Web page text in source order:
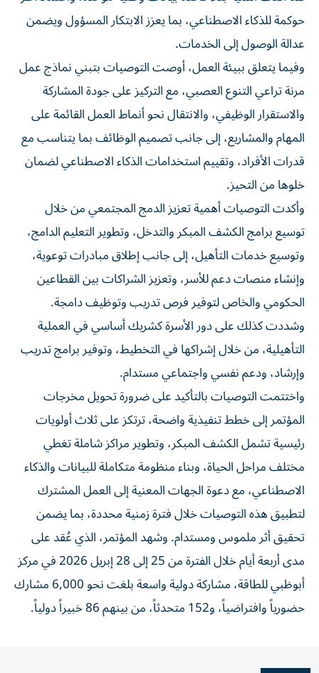
حوكمة للذكاء الاصطناعي، بما يعزز الابتكار المسؤول ويضمن
عدالة الوصول إلى الخدمات.
وفيما يتعلق ببيئة العمل، أوصت التوصيات بتبني نماذج عمل
مرنة تراعي التنوع العصبي، مع التركيز على جودة المشاركة
والاستقرار الوظيفي، والانتقال نحو أنماط العمل القائمة على
المهام والمشاريع، إلى جانب تصميم الوظائف بما يتناسب مع
قدرات الأفراد، وتقييم استخدامات الذكاء الاصطناعي لضمان
خلوها من التحيز.
وأكدت التوصيات أهمية تعزيز الدمج المجتمعي من خلال
توسيع برامج الكشف المبكر والتدخل، وتطوير التعليم الدامج،
وتوسيع خدمات التأهيل، إلى جانب إطلاق مبادرات توعوية،
وإنشاء منصات دعم للأسر، وتعزيز الشراكات بين القطاعين
الحكومي والخاص لتوفير فرص تدريب وتوظيف دامجة.
وشددت كذلك على دور الأسرة كشريك أساسي في العملية
التأهيلية، من خلال إشراكها في التخطيط، وتوفير برامج تدريب
وإرشاد، ودعم نفسي واجتماعي مستدام.
واختتمت التوصيات بالتأكيد على ضرورة تحويل مخرجات
المؤتمر إلى خطط تنفيذية واضحة، ترتكز على ثلاث أولويات
رئيسية تشمل الكشف المبكر، وتطوير مراكز شاملة تغطي
مختلف مراحل الحياة، وبناء منظومة متكاملة للبيانات والذكاء
الاصطناعي، مع دعوة الجهات المعنية إلى العمل المشترك
لتطبيق هذه التوصيات خلال فترة زمنية محددة، بما يضمن
تحقيق أثر ملموس ومستدام. وشهد المؤتمر، الذي عُقد على
مدى أربعة أيام خلال الفترة من 25 إلى 28 إبريل 2026 في مركز
أبوظبي للطاقة، مشاركة دولية واسعة بلغت نحو 6,000 مشارك
حضورياً وافتراضياً، و152 متحدثاً، من بينهم 86 خبيراً دولياً.